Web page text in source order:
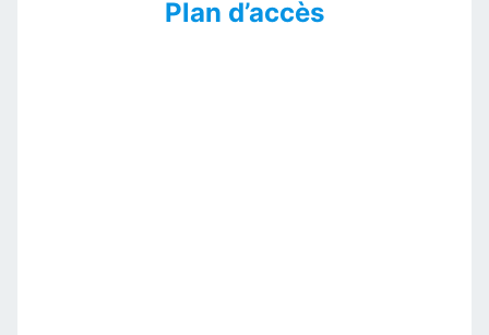
Plan d’accès